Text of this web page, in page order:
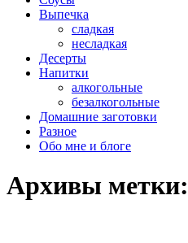
Выпечка
сладкая
несладкая
Десерты
Напитки
алкогольные
безалкогольные
Домашние заготовки
Разное
Обо мне и блоге
Архивы метки: